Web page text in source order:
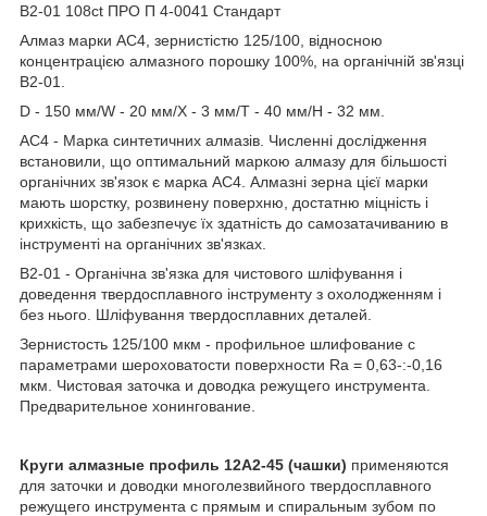
В2-01 108ct ПРО П 4-0041 Стандарт
Алмаз марки АС4, зернистістю 125/100, відносною
концентрацією алмазного порошку 100%, на органічній зв'язці
В2-01.
D - 150 мм/W - 20 мм/X - 3 мм/T - 40 мм/H - 32 мм.
АС4 - Марка синтетичних алмазів. Численні дослідження
встановили, що оптимальний маркою алмазу для більшості
органічних зв'язок є марка АС4. Алмазні зерна цієї марки
мають шорстку, розвинену поверхню, достатню міцність і
крихкість, що забезпечує їх здатність до самозатачиванию в
інструменті на органічних зв'язках.
В2-01 - Органічна зв'язка для чистового шліфування і
доведення твердосплавного інструменту з охолодженням і
без нього. Шліфування твердосплавних деталей.
Зернистость 125/100 мкм - профильное шлифование с
параметрами шероховатости поверхности Rа = 0,63-:-0,16
мкм. Чистовая заточка и доводка режущего инструмента.
Предварительное хонингование.
Круги алмазные профиль 12А2-45 (чашки) применяются
для заточки и доводки многолезвийного твердосплавного
режущего инструмента с прямым и спиральным зубом по